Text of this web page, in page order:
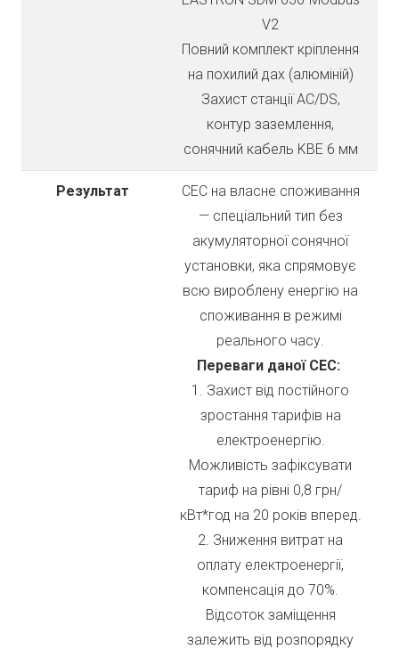
V2
Повний комплект кріплення
на похилий дах (алюміній)
Захист станції AC/DS,
контур заземлення,
сонячний кабель KBE 6 мм
Результат
СЕС на власне споживання
— спеціальний тип без
акумуляторної сонячної
установки, яка спрямовує
всю вироблену енергію на
споживання в режимі
реального часу.
Переваги даної СЕС:
1. Захист від постійного
зростання тарифів на
електроенергію.
Можливість зафіксувати
тариф на рівні 0,8 грн/
кВт*год на 20 років вперед.
2. Зниження витрат на
оплату електроенергії,
компенсація до 70%.
Відсоток заміщення
залежить від розпорядку